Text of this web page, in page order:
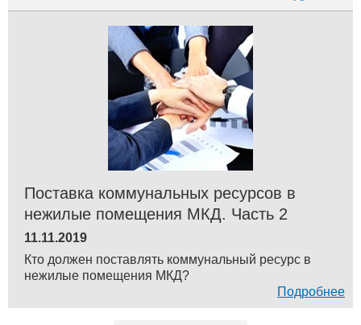
Поставка коммунальных ресурсов в
нежилые помещения МКД. Часть 2
11.11.2019
Кто должен поставлять коммунальный ресурс в
нежилые помещения МКД?
Подробнее